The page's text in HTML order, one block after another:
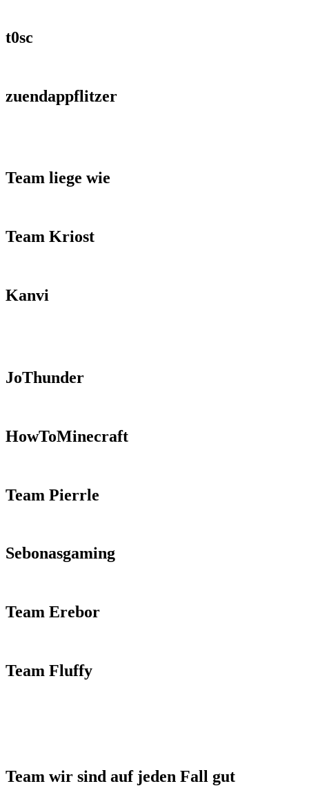
t0sc
zuendappflitzer
Team liege wie
Team Kriost
Kanvi
JoThunder
HowToMinecraft
Team Pierrle
Sebonasgaming
Team Erebor
Team Fluffy
Team wir sind auf jeden Fall gut